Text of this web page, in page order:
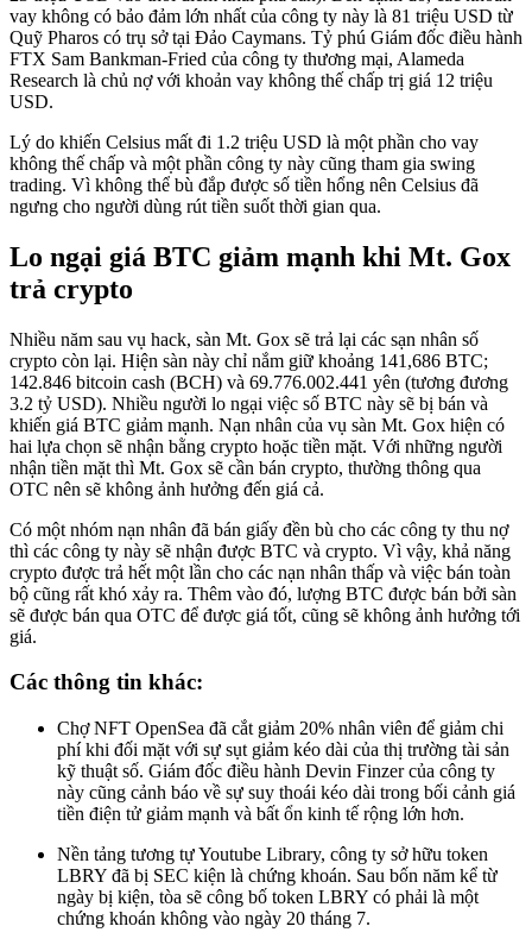
vay không có bảo đảm lớn nhất của công ty này là 81 triệu USD từ
Quỹ Pharos có trụ sở tại Đảo Caymans. Tỷ phú Giám đốc điều hành
FTX Sam Bankman-Fried của công ty thương mại, Alameda
Research là chủ nợ với khoản vay không thế chấp trị giá 12 triệu
USD.
Lý do khiến Celsius mất đi 1.2 triệu USD là một phần cho vay
không thế chấp và một phần công ty này cũng tham gia swing
trading. Vì không thể bù đắp được số tiền hổng nên Celsius đã
ngưng cho người dùng rút tiền suốt thời gian qua.
Lo ngại giá BTC giảm mạnh khi Mt. Gox
trả crypto
Nhiều năm sau vụ hack, sàn Mt. Gox sẽ trả lại các sạn nhân số
crypto còn lại. Hiện sàn này chỉ nắm giữ khoảng 141,686 BTC;
142.846 bitcoin cash (BCH) và 69.776.002.441 yên (tương đương
3.2 tỷ USD). Nhiều người lo ngại việc số BTC này sẽ bị bán và
khiến giá BTC giảm mạnh. Nạn nhân của vụ sàn Mt. Gox hiện có
hai lựa chọn sẽ nhận bằng crypto hoặc tiền mặt. Với những người
nhận tiền mặt thì Mt. Gox sẽ cần bán crypto, thường thông qua
OTC nên sẽ không ảnh hưởng đến giá cả.
Có một nhóm nạn nhân đã bán giấy đền bù cho các công ty thu nợ
thì các công ty này sẽ nhận được BTC và crypto. Vì vậy, khả năng
crypto được trả hết một lần cho các nạn nhân thấp và việc bán toàn
bộ cũng rất khó xảy ra. Thêm vào đó, lượng BTC được bán bởi sàn
sẽ được bán qua OTC để được giá tốt, cũng sẽ không ảnh hưởng tới
giá.
Các thông tin khác:
Chợ NFT OpenSea đã cắt giảm 20% nhân viên để giảm chi
phí khi đối mặt với sự sụt giảm kéo dài của thị trường tài sản
kỹ thuật số. Giám đốc điều hành Devin Finzer của công ty
này cũng cảnh báo về sự suy thoái kéo dài trong bối cảnh giá
tiền điện tử giảm mạnh và bất ổn kinh tế rộng lớn hơn.
Nền tảng tương tự Youtube Library, công ty sở hữu token
LBRY đã bị SEC kiện là chứng khoán. Sau bốn năm kể từ
ngày bị kiện, tòa sẽ công bố token LBRY có phải là một
chứng khoán không vào ngày 20 tháng 7.